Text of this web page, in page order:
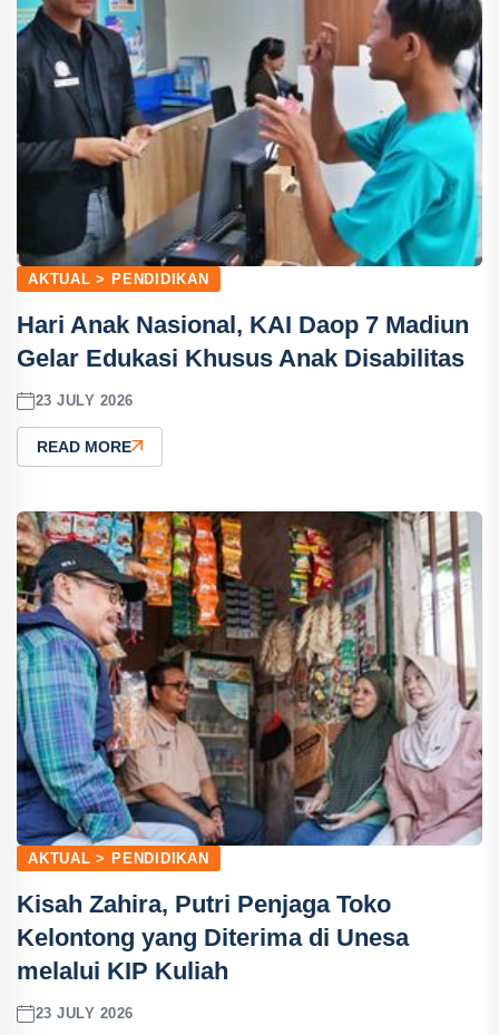
AKTUAL > PENDIDIKAN
Hari Anak Nasional, KAI Daop 7 Madiun
Gelar Edukasi Khusus Anak Disabilitas
23 JULY 2026
READ MORE
AKTUAL > PENDIDIKAN
Kisah Zahira, Putri Penjaga Toko
Kelontong yang Diterima di Unesa
melalui KIP Kuliah
23 JULY 2026